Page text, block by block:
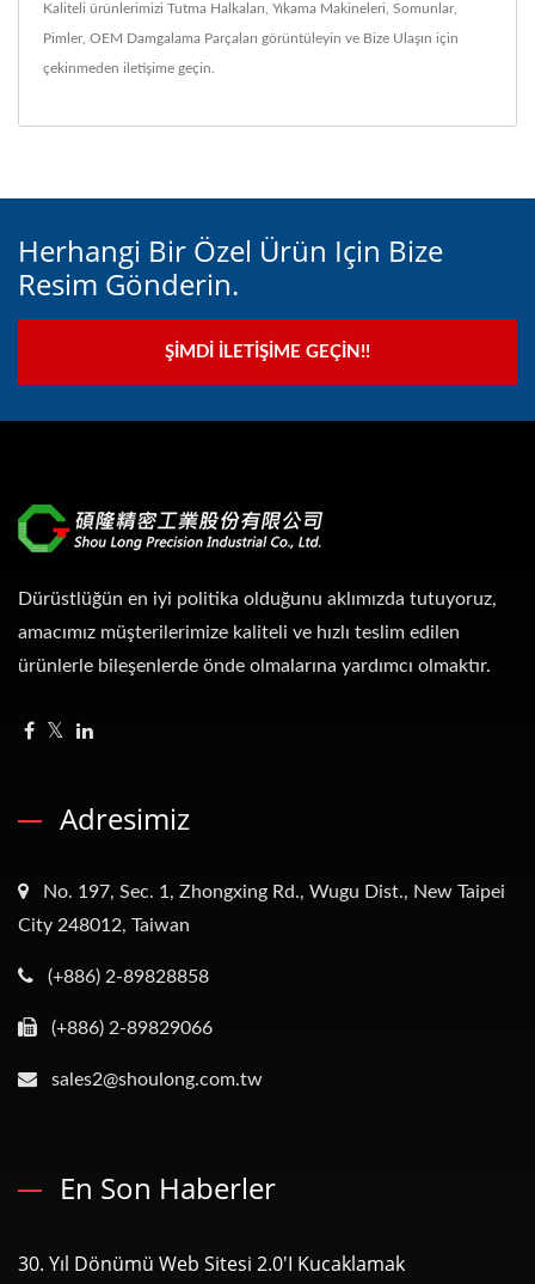
Kaliteli ürünlerimizi Tutma Halkaları Yıkama Makineleri Somunlar,
Pimler, OEM Damgalama Parçaları görüntüleyin ve Bize Ulaşın için
çekinmeden iletişime geçin.
Herhangi Bir Özel Ürün Için Bize
Resim Gönderin.
ŞIMDI İLETIŞIME GEÇIN!!
Dürüstlüğün en iyi politika olduğunu aklımızda tutuyoruz,
amacımız müşterilerimize kaliteli ve hızlı teslim edilen
ürünlerle bileşenlerde önde olmalarına yardımcı olmaktır.
Adresimiz
No. 197, Sec. 1, Zhongxing Rd., Wugu Dist., New Taipei
City 248012, Taiwan
(+886) 2-89828858
(+886) 2-89829066
sales2@shoulong.com.tw
En Son Haberler
30. Yıl Dönümü Web Sitesi 2.0'ı Kucaklamak